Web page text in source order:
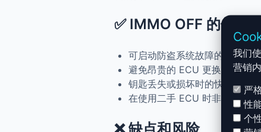
✅ IMMO OFF 的优点
可启动防盗系统故障的车辆
避免昂贵的 ECU 更换
钥匙丢失或损坏时的快速解决
在使用二手 ECU 时非常实用
我们
营销内
严
性
个